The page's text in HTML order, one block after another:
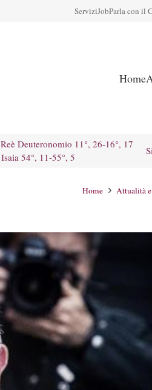
ServiziJobParla con il
Home
Deuteronomio 11°, 26-16°, 17
54°, 11-55°, 5
Home Attualità